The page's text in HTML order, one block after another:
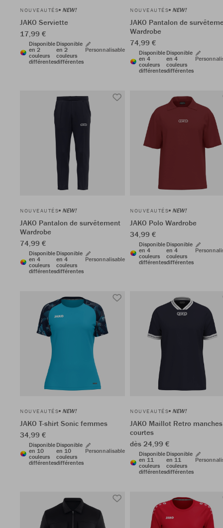
NOUVEAUTÉS NEW!
JAKO Serviette
17,99 €
Disponible
en 2
couleurs
différentes
Disponible
en 2
couleurs
différentes
Personnalisable
NOUVEAUTÉS NEW!
JAKO Pantalon de
Wardrobe
74,99 €
Disponible
en 4
couleurs
différentes
Disponible
en 4
couleurs
différentes
NOUVEAUTÉS NEW!
JAKO Pantalon de survêtement
Wardrobe
74,99 €
Disponible
en 4
couleurs
différentes
Disponible
en 4
couleurs
différentes
Personnalisable
NOUVEAUTÉS NEW!
JAKO Polo Wardrobe
34,99 €
Disponible
en 4
couleurs
différentes
Disponible
en 4
couleurs
différentes
NOUVEAUTÉS NEW!
JAKO T-shirt Sonic femmes
34,99 €
Disponible
en 10
couleurs
différentes
Disponible
en 10
couleurs
différentes
Personnalisable
NOUVEAUTÉS NEW!
JAKO Maillot Retro manches
courtes
dès 24,99 €
Disponible
en 11
couleurs
différentes
Disponible
en 11
couleurs
différentes